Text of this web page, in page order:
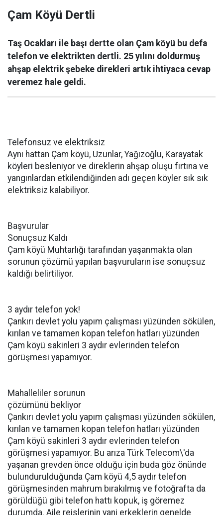
Çam Köyü Dertli
Taş Ocakları ile başı dertte olan Çam köyü bu defa
telefon ve elektrikten dertli. 25 yılını doldurmuş
ahşap elektrik şebeke direkleri artık ihtiyaca cevap
veremez hale geldi.
Telefonsuz ve elektriksiz
Aynı hattan Çam köyü, Uzunlar, Yağızoğlu, Karayatak
köyleri besleniyor ve direklerin ahşap oluşu fırtına ve
yangınlardan etkilendiğinden adı geçen köyler sık sık
elektriksiz kalabiliyor.
Başvurular
Sonuçsuz Kaldı
Çam köyü Muhtarlığı tarafından yaşanmakta olan
sorunun çözümü yapılan başvuruların ise sonuçsuz
kaldığı belirtiliyor.
3 aydır telefon yok!
Çankırı devlet yolu yapım çalışması yüzünden sökülen,
kırılan ve tamamen kopan telefon hatları yüzünden
Çam köyü sakinleri 3 aydır evlerinden telefon
görüşmesi yapamıyor.
Mahalleliler sorunun
çözümünü bekliyor
Çankırı devlet yolu yapım çalışması yüzünden sökülen,
kırılan ve tamamen kopan telefon hatları yüzünden
Çam köyü sakinleri 3 aydır evlerinden telefon
görüşmesi yapamıyor. Bu arıza Türk Telecom\'da
yaşanan grevden önce olduğu için buda göz önünde
bulundurulduğunda Çam köyü 4,5 aydır telefon
görüşmesinden mahrum bırakılmış ve fotoğrafta da
görüldüğü gibi telefon hattı kopuk, iş göremez
durumda. Aile reislerinin yani erkeklerin genelde